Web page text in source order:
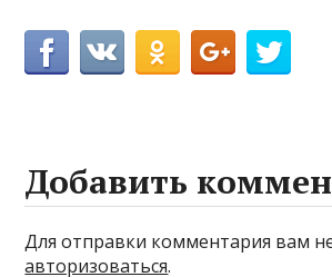
Добавить
Для отправки комментария вам
авторизоваться.